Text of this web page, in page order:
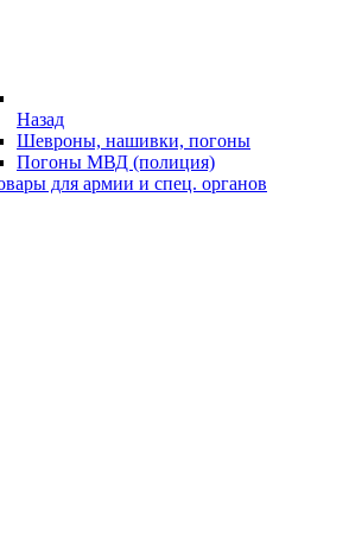
Назад
Шевроны, нашивки, погоны
Погоны МВД (полиция)
для армии и спец. органов